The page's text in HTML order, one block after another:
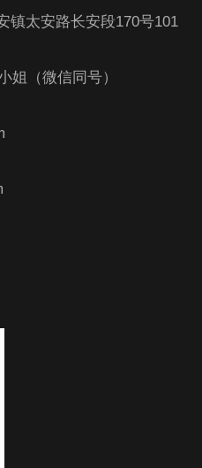
镇太安路长安段170号101
姐（微信同号）